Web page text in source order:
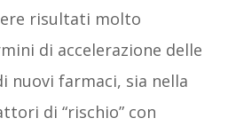
risultati molto
di accelerazione delle
nuovi farmaci, sia nella
di “rischio” con